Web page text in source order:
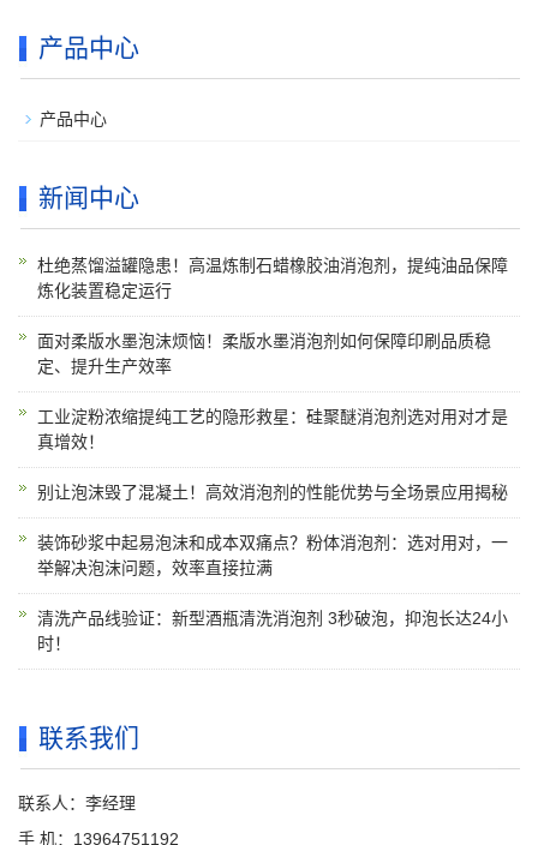
产品中心
产品中心
新闻中心
杜绝蒸馏溢罐隐患！高温炼制石蜡橡胶油消泡剂，提纯油品保障
炼化装置稳定运行
面对柔版水墨泡沫烦恼！柔版水墨消泡剂如何保障印刷品质稳
定、提升生产效率
工业淀粉浓缩提纯工艺的隐形救星：硅聚醚消泡剂选对用对才是
真增效！
别让泡沫毁了混凝土！高效消泡剂的性能优势与全场景应用揭秘
装饰砂浆中起易泡沫和成本双痛点？粉体消泡剂：选对用对，一
举解决泡沫问题，效率直接拉满
清洗产品线验证：新型酒瓶清洗消泡剂 3秒破泡，抑泡长达24小
时！
联系我们
联系人：李经理
手 机：13964751192